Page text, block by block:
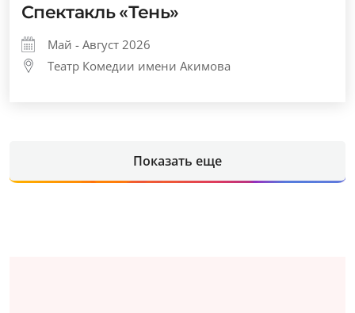
Спектакль «Тень»
Май - Август 2026
Театр Комедии имени Акимова
Показать еще